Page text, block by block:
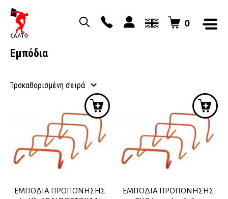
0
Εμπόδια
ΕΜΠΟΔΙΑ ΠΡΟΠΟΝΗΣΗΣ
ΕΜΠΟΔΙΑ ΠΡΟΠΟΝΗΣΗΣ